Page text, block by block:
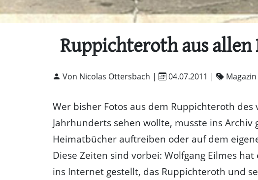
Ruppichteroth aus
Von Nicolas Ottersbach | 04.07.2011 | Magazin
Wer bisher Fotos aus dem Ruppichteroth des
Jahrhunderts sehen wollte, musste ins Archiv
Heimatbücher auftreiben oder auf dem
Diese Zeiten sind vorbei: Wolfgang Eilmes
ins Internet gestellt, das Ruppichteroth und